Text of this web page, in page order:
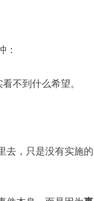
：
不到什么希望。
去，只是没有实施的